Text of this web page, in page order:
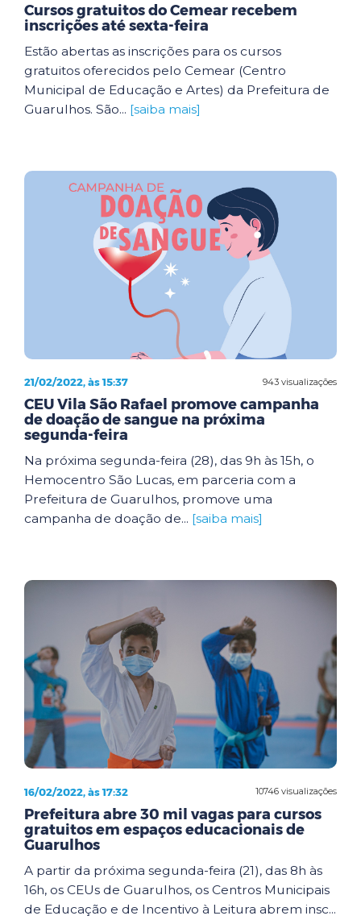
Cursos gratuitos do Cemear recebem
inscrições até sexta-feira
Estão abertas as inscrições para os cursos
gratuitos oferecidos pelo Cemear (Centro
Municipal de Educação e Artes) da Prefeitura de
Guarulhos. São... [saiba mais]
943 visualizações
21/02/2022, às 15:37
CEU Vila São Rafael promove campanha
de doação de sangue na próxima
segunda-feira
Na próxima segunda-feira (28), das 9h às 15h, o
Hemocentro São Lucas, em parceria com a
Prefeitura de Guarulhos, promove uma
campanha de doação de... [saiba mais]
10746 visualizações
16/02/2022, às 17:32
Prefeitura abre 30 mil vagas para cursos
gratuitos em espaços educacionais de
Guarulhos
A partir da próxima segunda-feira (21), das 8h às
16h, os CEUs de Guarulhos, os Centros Municipais
de Educação e de Incentivo à Leitura abrem insc...